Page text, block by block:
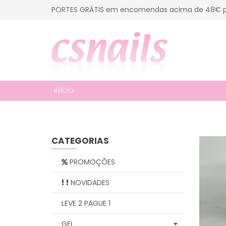
PORTES GRÁTIS em encomendas acima de 48€
INÍCIO
CATEGORIAS
PROMOÇÕES
NOVIDADES
LEVE 2 PAGUE 1